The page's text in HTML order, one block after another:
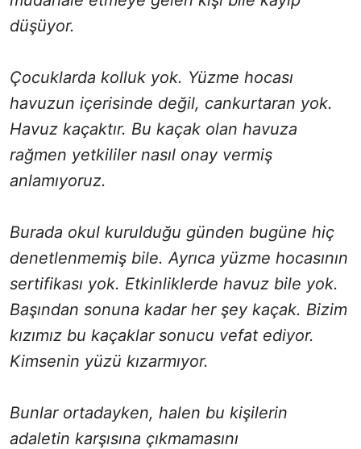
düşüyor.
Çocuklarda kolluk yok. Yüzme hocası
havuzun içerisinde değil, cankurtaran yok.
Havuz kaçaktır. Bu kaçak olan havuza
rağmen yetkililer nasıl onay vermiş
anlamıyoruz.
Burada okul kurulduğu günden bugüne hiç
denetlenmemiş bile. Ayrıca yüzme hocasının
sertifikası yok. Etkinliklerde havuz bile yok.
Başından sonuna kadar her şey kaçak. Bizim
kızımız bu kaçaklar sonucu vefat ediyor.
Kimsenin yüzü kızarmıyor.
Bunlar ortadayken, halen bu kişilerin
adaletin karşısına çıkmamasını